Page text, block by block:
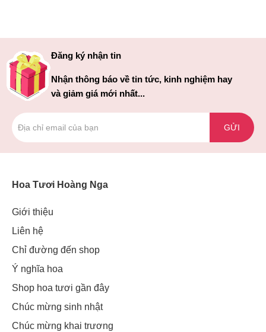
Đăng ký nhận tin
Nhận thông báo về tin tức, kinh nghiệm hay
và giảm giá mới nhất...
GỬI
Hoa Tươi Hoàng Nga
Giới thiệu
Liên hệ
Chỉ đường đến shop
Ý nghĩa hoa
Shop hoa tươi gần đây
Chúc mừng sinh nhật
Chúc mừng khai trương